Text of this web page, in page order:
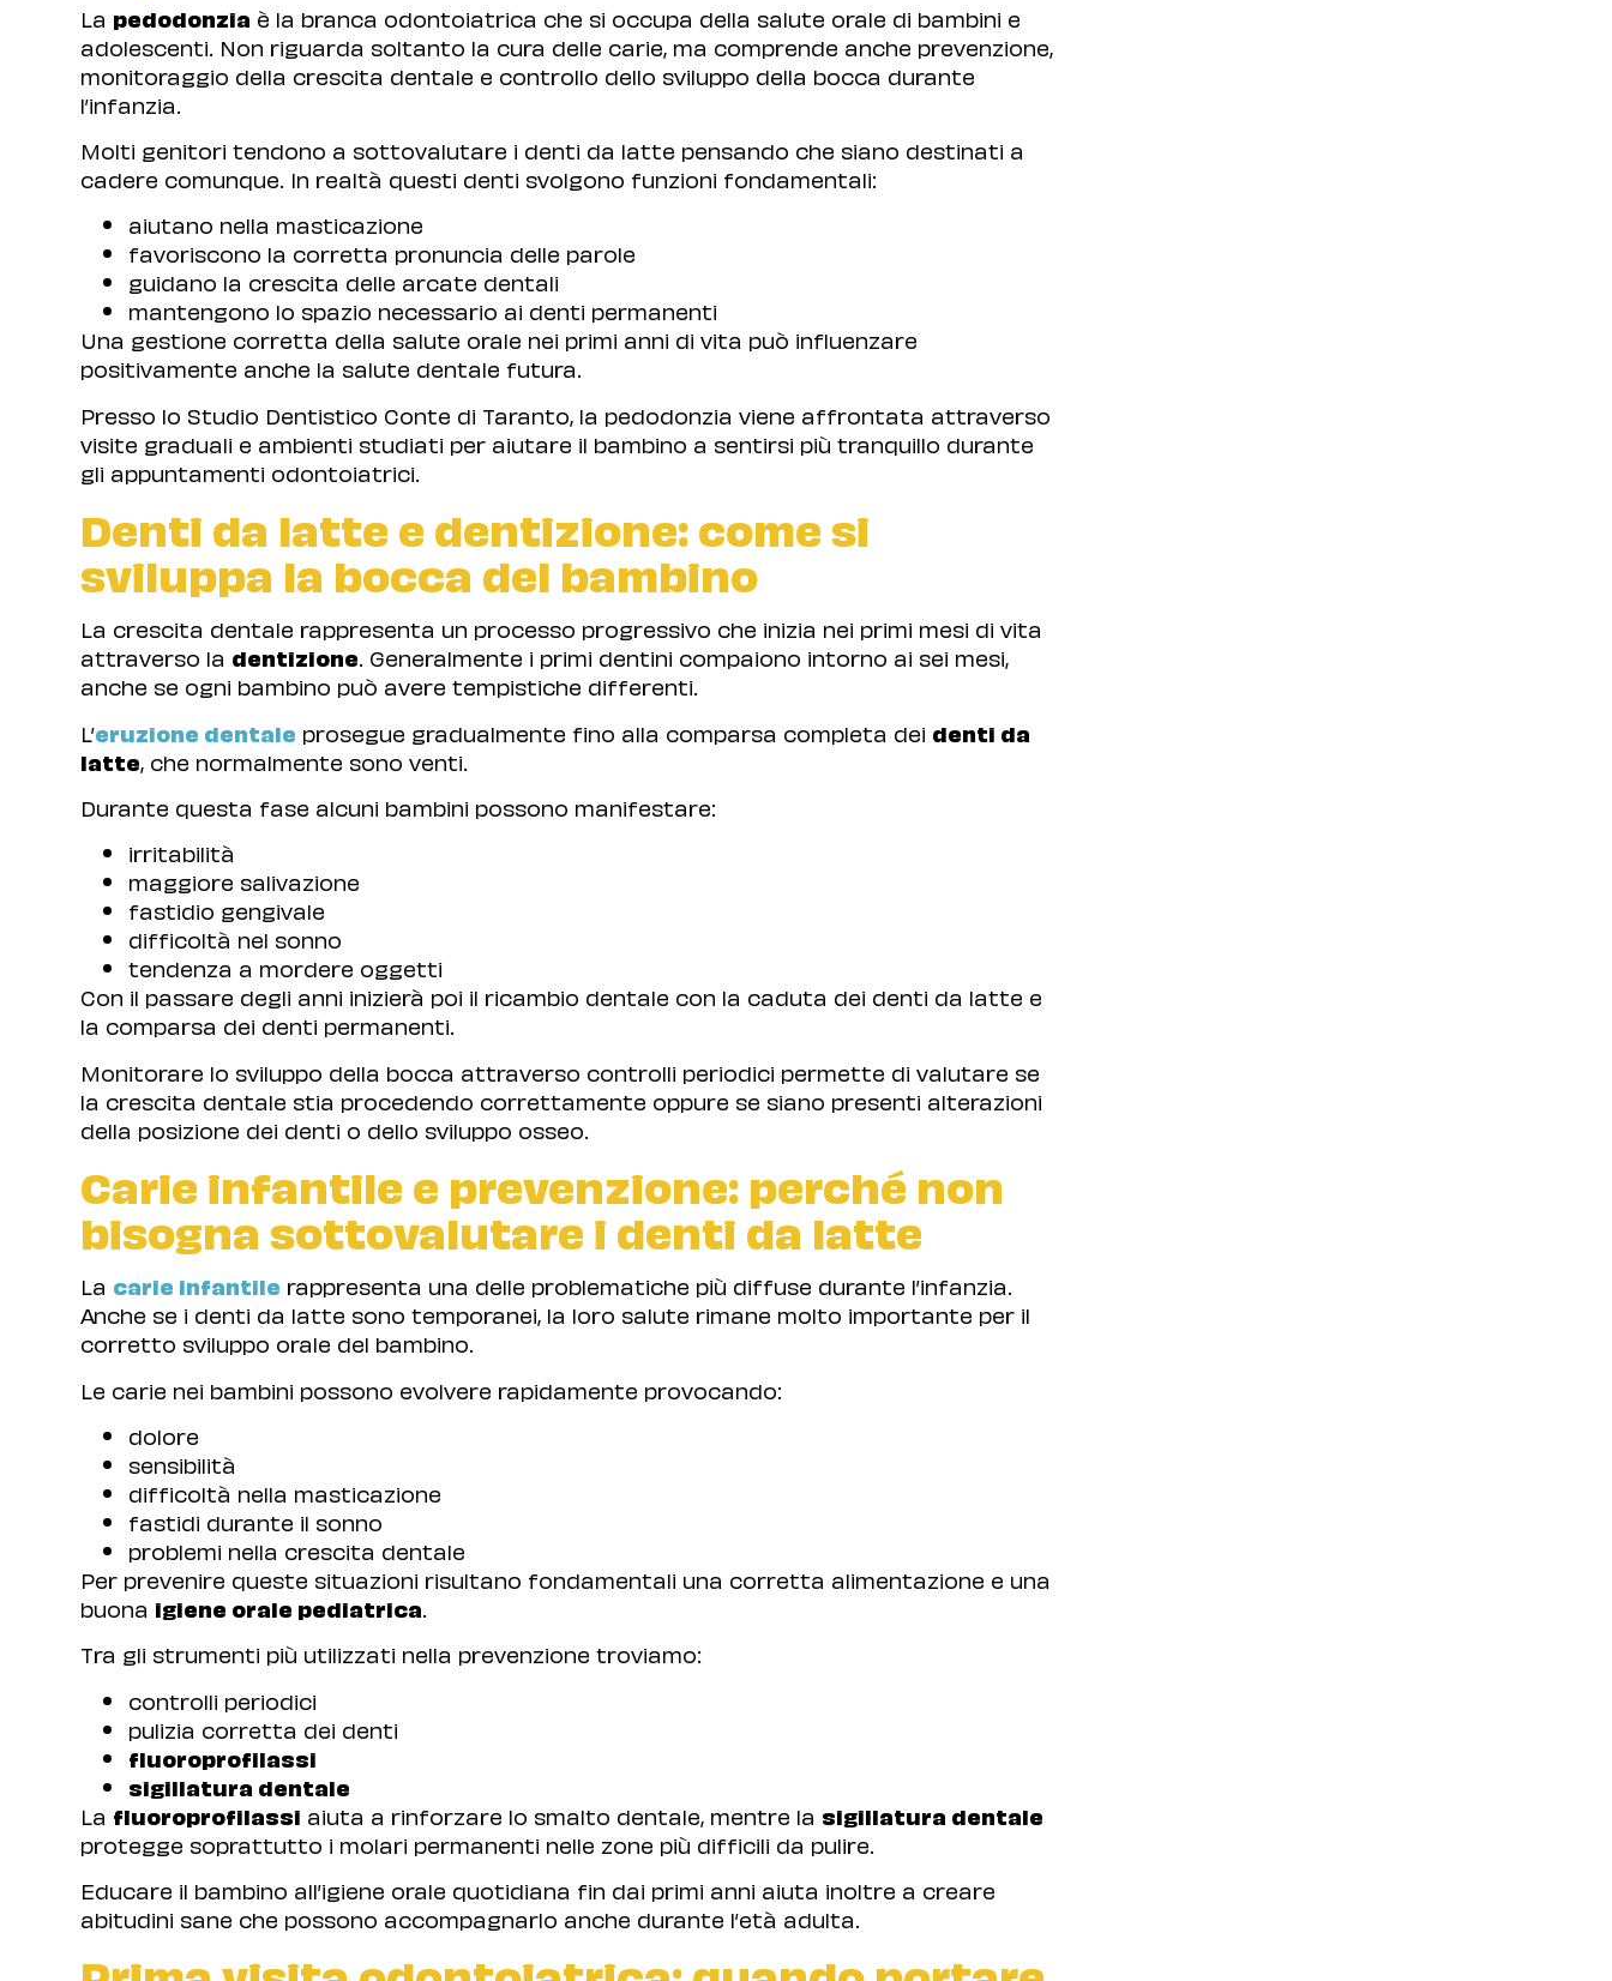
La pedodonzia è la branca odontoiatrica che si occupa della salute orale di bambini e
adolescenti. Non riguarda soltanto la cura delle carie, ma comprende anche prevenzione,
monitoraggio della crescita dentale e controllo dello sviluppo della bocca durante
l’infanzia.
Molti genitori tendono a sottovalutare i denti da latte pensando che siano destinati a
cadere comunque. In realtà questi denti svolgono funzioni fondamentali:
aiutano nella masticazione
favoriscono la corretta pronuncia delle parole
guidano la crescita delle arcate dentali
mantengono lo spazio necessario ai denti permanenti
Una gestione corretta della salute orale nei primi anni di vita può influenzare
positivamente anche la salute dentale futura.
Presso lo Studio Dentistico Conte di Taranto, la pedodonzia viene affrontata attraverso
visite graduali e ambienti studiati per aiutare il bambino a sentirsi più tranquillo durante
gli appuntamenti odontoiatrici.
Denti da latte e dentizione: come si
sviluppa la bocca del bambino
La crescita dentale rappresenta un processo progressivo che inizia nei primi mesi di vita
attraverso la dentizione. Generalmente i primi dentini compaiono intorno ai sei mesi,
anche se ogni bambino può avere tempistiche differenti.
L’eruzione dentale prosegue gradualmente fino alla comparsa completa dei denti da
latte, che normalmente sono venti.
Durante questa fase alcuni bambini possono manifestare:
irritabilità
maggiore salivazione
fastidio gengivale
difficoltà nel sonno
tendenza a mordere oggetti
Con il passare degli anni inizierà poi il ricambio dentale con la caduta dei denti da latte e
la comparsa dei denti permanenti.
Monitorare lo sviluppo della bocca attraverso controlli periodici permette di valutare se
la crescita dentale stia procedendo correttamente oppure se siano presenti alterazioni
della posizione dei denti o dello sviluppo osseo.
Carie infantile e prevenzione: perché non
bisogna sottovalutare i denti da latte
La carie infantile rappresenta una delle problematiche più diffuse durante l’infanzia.
Anche se i denti da latte sono temporanei, la loro salute rimane molto importante per il
corretto sviluppo orale del bambino.
Le carie nei bambini possono evolvere rapidamente provocando:
dolore
sensibilità
difficoltà nella masticazione
fastidi durante il sonno
problemi nella crescita dentale
Per prevenire queste situazioni risultano fondamentali una corretta alimentazione e una
buonaigiene orale pediatrica
Tra gli strumenti più utilizzati nella prevenzione troviamo:
controlli periodici
pulizia corretta dei denti
fluoroprofilassi
sigillatura dentale
La fluoroprofilassi aiuta a rinforzare lo smalto dentale, mentre la sigillatura dentale
protegge soprattutto i molari permanenti nelle zone più difficili da pulire.
Educare il bambino all’igiene orale quotidiana fin dai primi anni aiuta inoltre a creare
abitudini sane che possono accompagnarlo anche durante l’età adulta.